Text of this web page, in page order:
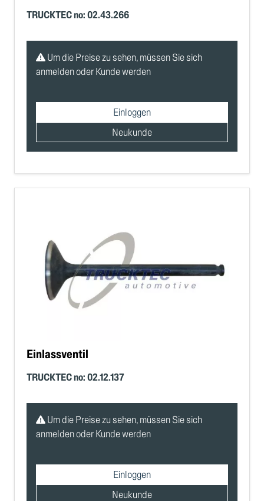
TRUCKTEC no: 02.43.266
Um die Preise zu sehen, müssen Sie sich
anmelden oder Kunde werden
Einloggen
Neukunde
Einlassventil
TRUCKTEC no: 02.12.137
Um die Preise zu sehen, müssen Sie sich
anmelden oder Kunde werden
Einloggen
Neukunde